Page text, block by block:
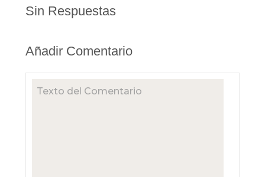
Sin Respuestas
Añadir Comentario